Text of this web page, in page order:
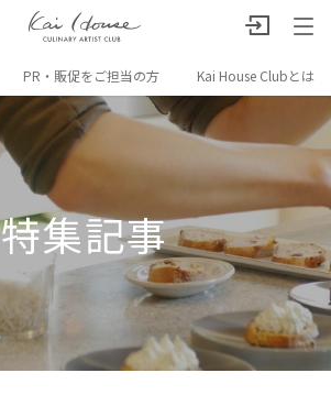
PR・販促をご担当の方 Kai House Clubとは
特集記事